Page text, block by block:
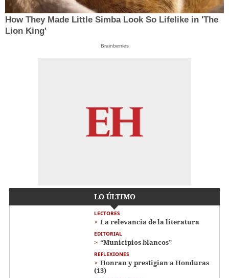
How They Made Little Simba Look So Lifelike in 'The
Lion King'
Brainberries
LO ÚLTIMO
LECTORES
La relevancia de la literatura
EDITORIAL
“Municipios blancos”
REFLEXIONES
Honran y prestigian a Honduras
(13)